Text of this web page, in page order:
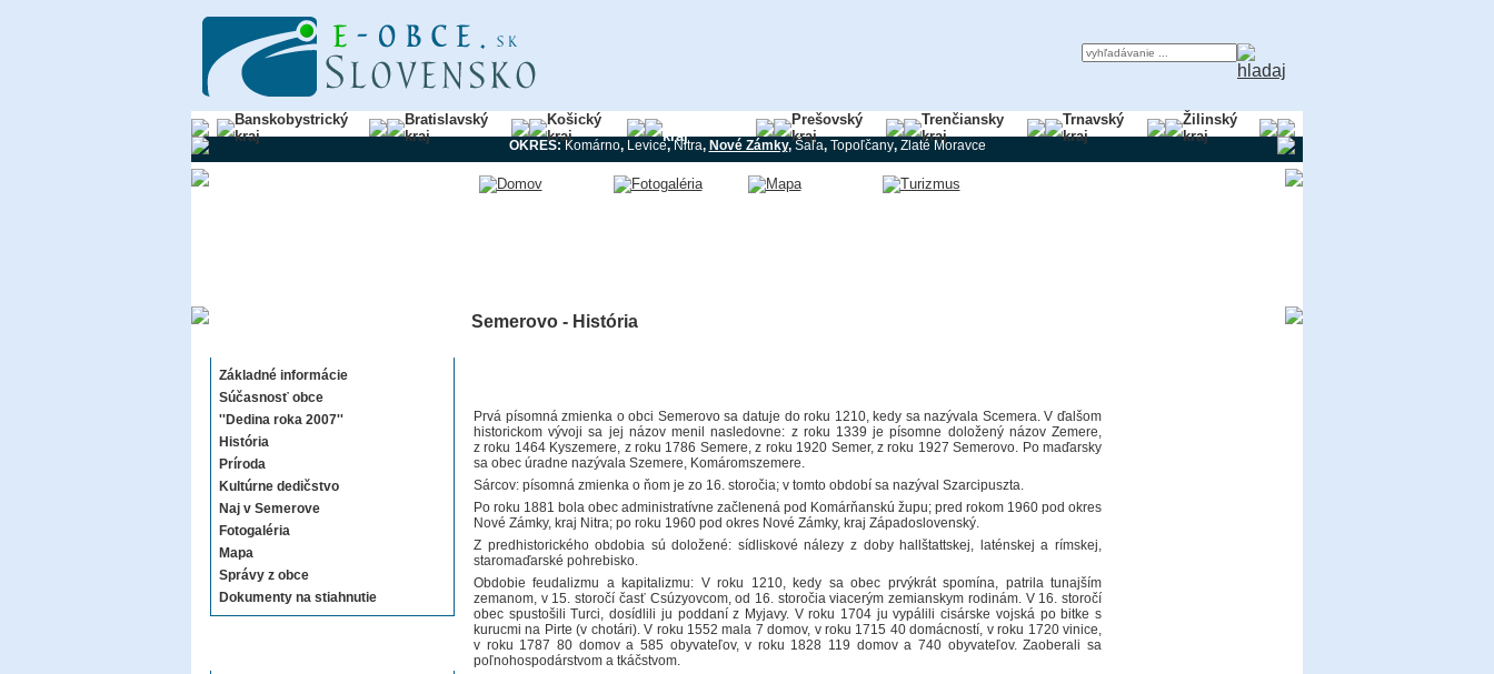
Banskobystrický
kraj
Bratislavský
kraj
Košický
kraj
kraj
Prešovský
kraj
Trenčiansky
kraj
Trnavský
kraj
Žilinský
kraj
OKRES:Komárno, Levice,Nitra, Nové Zámky,Šaľa, Topoľčany, Zlaté Moravce
Základné informácie
Súčasnosť obce
''Dedina roka 2007''
História
Príroda
Kultúrne dedičstvo
Naj v Semerove
Fotogaléria
Mapa
Správy z obce
Dokumenty na stiahnutie
Semerovo - História
Prvá písomná zmienka o obci Semerovo sa datuje do roku 1210, kedy sa nazývala Scemera. V ďalšom
historickom vývoji sa jej názov menil nasledovne: z roku 1339 je písomne doložený názov Zemere,
z roku 1464 Kyszemere, z roku 1786 Semere, z roku 1920 Semer, z roku 1927 Semerovo. Po maďarsky
sa obec úradne nazývala Szemere, Komáromszemere.
Sárcov: písomná zmienka o ňom je zo 16. storočia; v tomto období sa nazýval Szarcipuszta.
Po roku 1881 bola obec administratívne začlenená pod Komárňanskú župu; pred rokom 1960 pod okres
Nové Zámky, kraj Nitra; po roku 1960 pod okres Nové Zámky, kraj Západoslovenský.
Z predhistorického obdobia sú doložené: sídliskové nálezy z doby hallštattskej, laténskej a rímskej,
staromaďarské pohrebisko.
Obdobie feudalizmu a kapitalizmu: V roku 1210, kedy sa obec prvýkrát spomína, patrila tunajším
zemanom, v 15. storočí časť Csúzyovcom, od 16. storočia viacerým zemianskym rodinám. V 16. storočí
obec spustošili Turci, dosídlili ju poddaní z Myjavy. V roku 1704 ju vypálili cisárske vojská po bitke s
kurucmi na Pirte (v chotári). V roku 1552 mala 7 domov, v roku 1715 40 domácností, v roku 1720 vinice,
v roku 1787 80 domov a 585 obyvateľov, v roku 1828 119 domov a 740 obyvateľov. Zaoberali sa
poľnohospodárstvom a tkáčstvom.